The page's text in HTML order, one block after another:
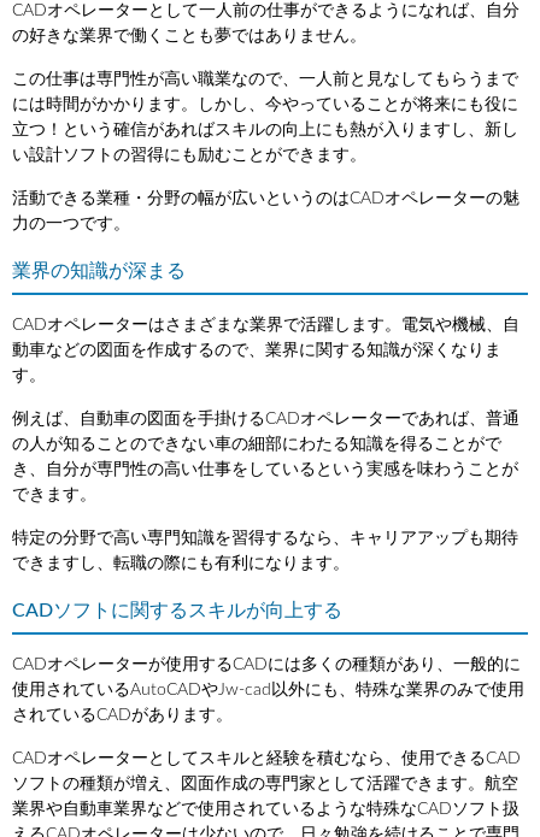
CADオペレーターとして一人前の仕事ができるようになれば、自分
の好きな業界で働くことも夢ではありません。
この仕事は専門性が高い職業なので、一人前と見なしてもらうまで
には時間がかかります。しかし、今やっていることが将来にも役に
立つ！という確信があればスキルの向上にも熱が入りますし、新し
い設計ソフトの習得にも励むことができます。
活動できる業種・分野の幅が広いというのはCADオペレーターの魅
力の一つです。
業界の知識が深まる
CADオペレーターはさまざまな業界で活躍します。電気や機械、自
動車などの図面を作成するので、業界に関する知識が深くなりま
す。
例えば、自動車の図面を手掛けるCADオペレーターであれば、普通
の人が知ることのできない車の細部にわたる知識を得ることがで
き、自分が専門性の高い仕事をしているという実感を味わうことが
できます。
特定の分野で高い専門知識を習得するなら、キャリアアップも期待
できますし、転職の際にも有利になります。
CADソフトに関するスキルが向上する
CADオペレーターが使用するCADには多くの種類があり、一般的に
使用されているAutoCADやJw-cad以外にも、特殊な業界のみで使用
されているCADがあります。
CADオペレーターとしてスキルと経験を積むなら、使用できるCAD
ソフトの種類が増え、図面作成の専門家として活躍できます。航空
業界や自動車業界などで使用されているような特殊なCADソフト扱